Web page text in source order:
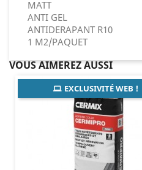
MATT
ANTI GEL
ANTIDERAPANT R10
1 M2/PAQUET
VOUS AIMEREZ AUSSI
EXCLUSIVITÉ WEB !